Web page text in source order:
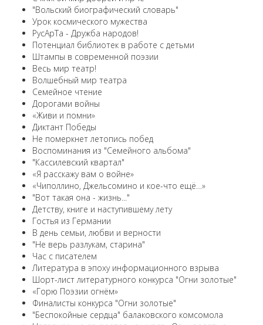
"Вольский биографический словарь"
Урок космического мужества
РусАрТа - Дружба народов!
Потенциал библиотек в работе с детьми
Штампы в современной поэзии
Весь мир театр!
Волшебный мир театра
Семейное чтение
Дорогами войны
«Живи и помни»
Диктант Победы
Не померкнет летопись побед
Воспоминания из "Семейного альбома"
"Кассилевский квартал"
«Я расскажу вам о войне»
«Чиполлино, Джельсомино и кое-что ещё…»
"Вот такая она - жизнь..."
Детству, книге и наступившему лету
Гостья из Германии
В день семьи, любви и верности
"Не верь разлукам, старина"
Час с писателем
Литература в эпоху информационного взрыва
Шорт-лист литературного конкурса "Огни золотые"
«Горю Поэзии огнём»
Финалисты конкурса "Огни золотые"
"Беспокойные сердца" балаковского комсомола